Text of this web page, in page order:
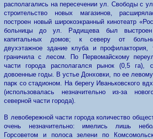
располагались на пересечении ул. Свободы с
строительство новых магазинов,
построен новый широкоэкранный кинотеатр
больницы до ул. Радищева был выстроен
капитальных домов; к северу от
двухэтажное здание клуба и профилактория,
граничила с лесом. По Первомайскому
части города располагался рынок (0,5 га),
довоенные годы. В устье Донховки, по ее
парк со стадионом. На берегу Иваньковского
(использовалась незначительно из-за
северной части города).
В левобережной части города количество
очень незначительно: имелись лишь
Горсоветом и полоса зелени по